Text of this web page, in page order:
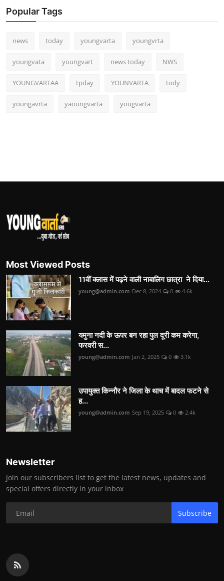
Popular Tags
news today youngvarta youngvrta
youngvata youngvart news today NWS
YOUNGVARTAA tpday YOUNVARTA tody
youngavrta yaoungvarta yougvarta
Most Viewed Posts
11वीं क्लास में पढ़ने वाली नाबालिग छात्रा ने दिया...
young@admin.com Dec 8, 2024 0 4.6k
यमुना नदी के ऊपर बन रहा पुल दूरी कम करेगा,
फरवरी स...
young@admin.com Jan 2, 2025 0 3.1k
उपायुक्त किन्नौर ने जिला के थाच में बादल फटने से
ह...
young@admin.com Sep 19, 2025 0 2.4k
Newsletter
Join our subscribers list to get the latest news, updates and
special offers directly in your inbox
Subscribe